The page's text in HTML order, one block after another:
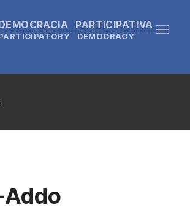
PARTICIPATIVA
DEMOCRACY